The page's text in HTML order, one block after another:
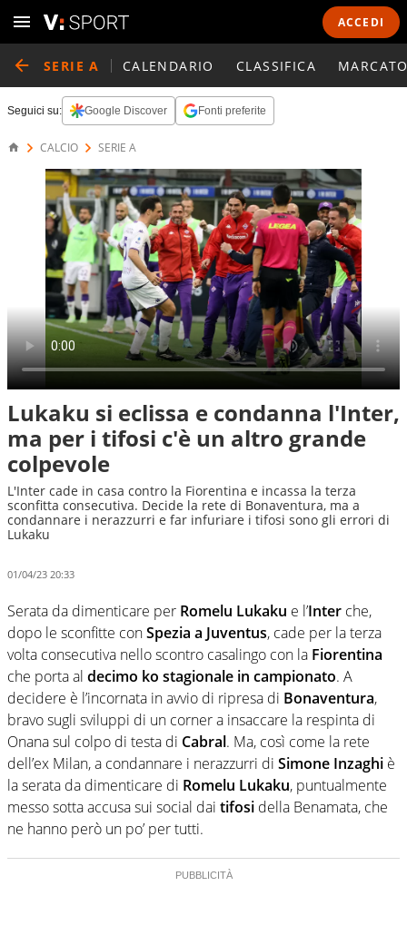
ACCEDI
SERIE A CALENDARIO CLASSIFICA
Seguici su: Google Discover Fonti preferite
CALCIO SERIE A
Lukaku si eclissa e condanna l'Inter,
ma per i tifosi c'è un altro grande
colpevole
L'Inter cade in casa contro la Fiorentina e incassa la terza
sconfitta consecutiva. Decide la rete di Bonaventura, ma a
condannare i nerazzurri e far infuriare i tifosi sono gli errori di
Lukaku
01/04/23 20:33
Serata da dimenticare per Romelu Lukaku e l’Inter che,
dopo le sconfitte conSpezia a Juventus, cade per la terza
volta consecutiva nello scontro casalingo con la Fiorentina
che porta al decimo ko stagionale in campionato. A
decidere è l’incornata in avvio di ripresa di Bonaventura,
bravo sugli sviluppi di un corner a insaccare la respinta di
Onana sul colpo di testa di Cabral. Ma, così come la rete
dell’ex Milan, a condannare i nerazzurri di Simone Inzaghi è
la serata da dimenticare di Romelu Lukaku, puntualmente
messo sotta accusa sui social dai tifosi della Benamata, che
ne hanno però un po’ per tutti.